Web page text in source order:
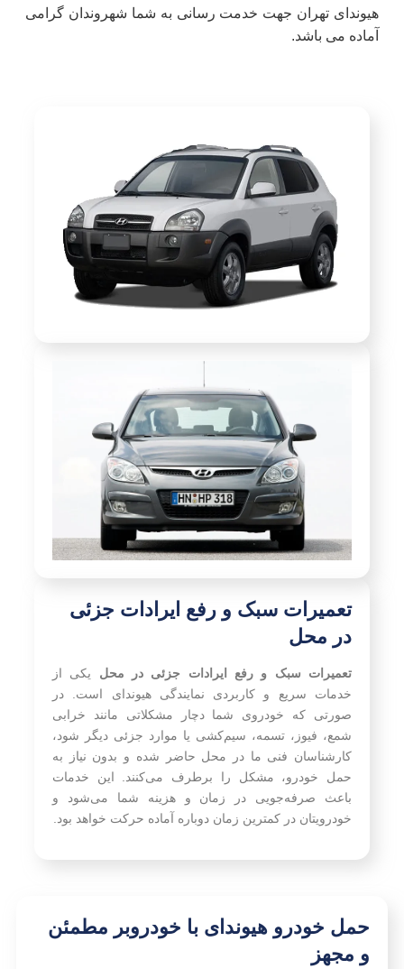
هیوندای تهران جهت خدمت رسانی به شما شهروندان گرامی
آماده می باشد.
تعمیرات سبک و رفع ایرادات جزئی
در محل
تعمیرات سبک و رفع ایرادات جزئی در محل یکی از
خدمات سریع و کاربردی نمایندگی هیوندای است. در
صورتی که خودروی شما دچار مشکلاتی مانند خرابی
شمع، فیوز، تسمه، سیم‌کشی یا موارد جزئی دیگر شود،
کارشناسان فنی ما در محل حاضر شده و بدون نیاز به
حمل خودرو، مشکل را برطرف می‌کنند. این خدمات
باعث صرفه‌جویی در زمان و هزینه شما می‌شود و
خودرویتان در کمترین زمان دوباره آماده حرکت خواهد بود.
حمل خودرو هیوندای با خودروبر مطمئن
و مجهز